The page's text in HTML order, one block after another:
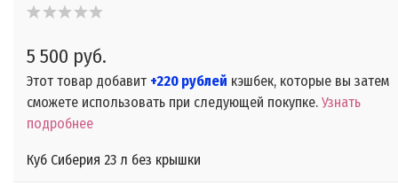
5 500 руб.
Этот товар добавит +220 рублей кэшбек, которые вы затем
сможете использовать при следующей покупке. Узнать
подробнее
Куб Сиберия 23 л без крышки